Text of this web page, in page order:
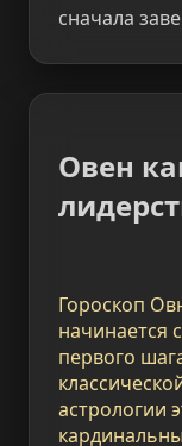
сначала
Овен
Гороскоп
начинается
первого
астрологии